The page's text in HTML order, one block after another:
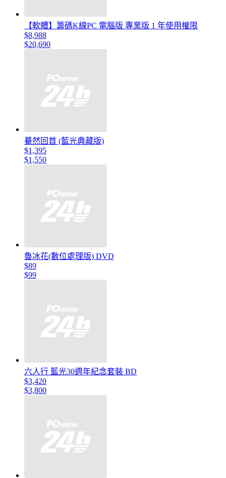
【軟體】籌碼K線PC 電腦版 專業版 1 年使用權限
$8,988
$20,690
驀然回首 (藍光典藏版)
$1,395
$1,550
魯冰花(數位處理版) DVD
$89
$99
六人行 藍光30週年紀念套裝 BD
$3,420
$3,800